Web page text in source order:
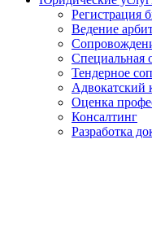
Регистрация
Ведение
Специальная
Тендерное
Адвокатский
Оценка
Консалтинг
Разработка